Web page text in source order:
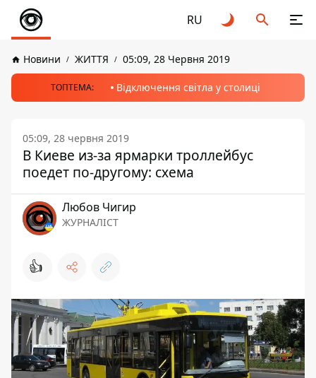
RU
Новини ЖИТТЯ 05:09, 28 Червня 2019
ТОПТЕМА: Відключення світла у столиці
05:09, 28 червня 2019
В Киеве из-за ярмарки троллейбус
поедет по-другому: схема
Любов Чигир
ЖУРНАЛІСТ
👍